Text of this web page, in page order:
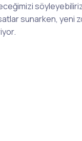
sunarken, yeni